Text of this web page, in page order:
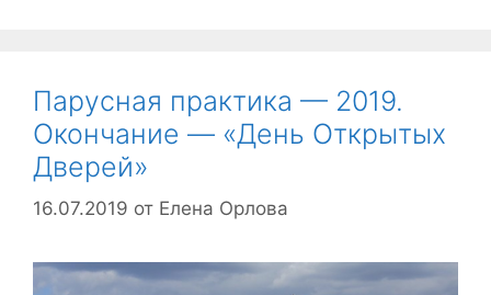
Парусная практика — 2019.
Окончание — «День Открытых
Дверей»
16.07.2019 от Елена Орлова